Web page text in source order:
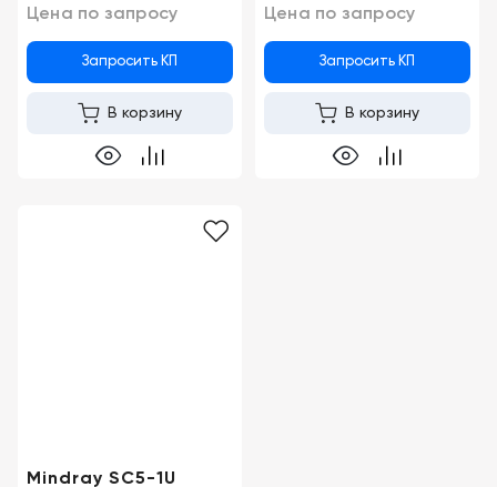
Цена по запросу
Запросить КП
В корзину
Цена по запросу
Запросить КП
В корзину
Mindray SC5-1U